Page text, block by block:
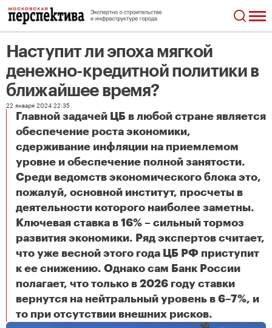
Наступит ли эпоха мягкой
денежно-кредитной политики в
ближайшее время?
22 января 2024 22:35
Главной задачей ЦБ в любой стране является
обеспечение роста экономики,
сдерживание инфляции на приемлемом
уровне и обеспечение полной занятости.
Среди ведомств экономического блока это,
пожалуй, основной институт, просчеты в
деятельности которого наиболее заметны.
Ключевая ставка в 16% – сильный тормоз
развития экономики. Ряд экспертов считает,
что уже весной этого года ЦБ РФ приступит
к ее снижению. Однако сам Банк России
полагает, что только в 2026 году ставки
вернутся на нейтральный уровень в 6–7%, и
то при отсутствии внешних рисков.